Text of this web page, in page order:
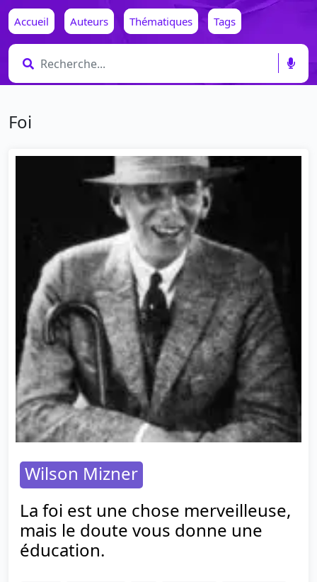
Accueil Auteurs Thématiques Tags
Foi
Wilson Mizner
La foi est une chose merveilleuse,
mais le doute vous donne une
éducation.